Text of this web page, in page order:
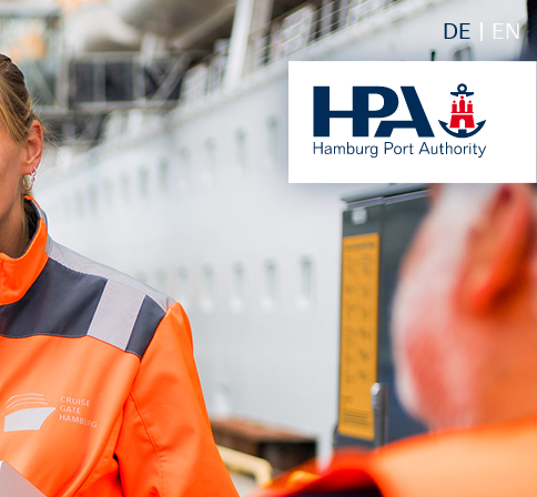
DE EN